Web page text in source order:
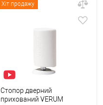
Хіт продажу
Стопор дверний
прихований VERUM